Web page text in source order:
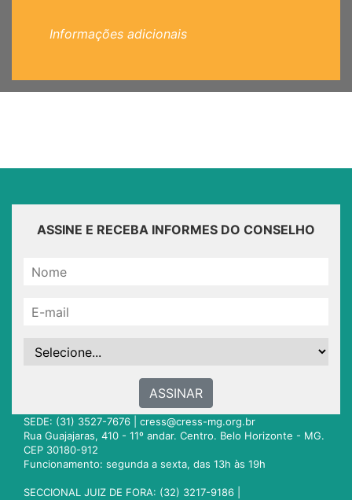
Informações adicionais
ASSINE E RECEBA INFORMES DO CONSELHO
ASSINAR
SEDE: (31) 3527-7676 | cress@cress-mg.org.br
Rua Guajajaras, 410 - 11º andar. Centro. Belo Horizonte - MG.
CEP 30180-912
Funcionamento: segunda a sexta, das 13h às 19h
SECCIONAL JUIZ DE FORA: (32) 3217-9186 |